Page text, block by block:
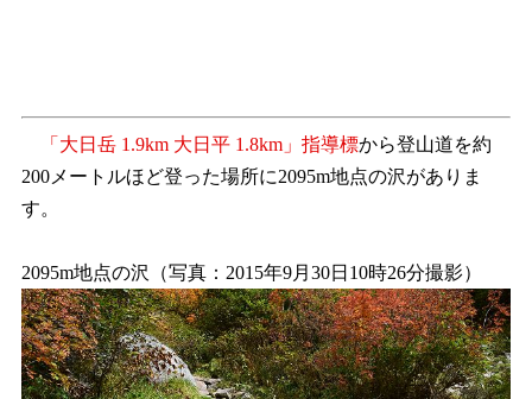
「大日岳 1.9km 大日平 1.8km」指導標から登山道を約
200メートルほど登った場所に2095m地点の沢がありま
す。
2095m地点の沢（写真：2015年9月30日10時26分撮影）